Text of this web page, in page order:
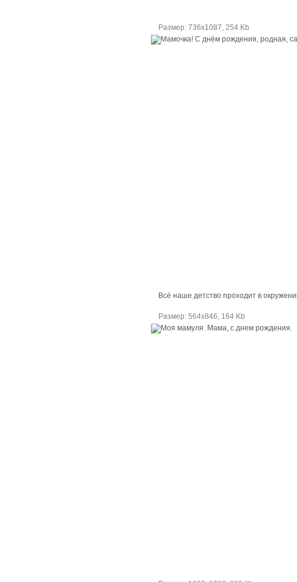
Размер: 736х1087, 254 Kb
Всё наше детство проходит в
Размер: 564х846, 164 Kb